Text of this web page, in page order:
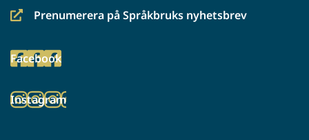
Prenumerera på Språkbruks nyhetsbrev
(siirryt
palveluun)
Facebook
(siirryt
palveluun)
Instagram
(siirryt